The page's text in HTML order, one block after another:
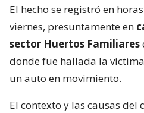
El hecho se registró en
viernes, presuntamente en
sector Huertos Familiares
donde fue hallada la
un auto en movimiento.
El contexto y las causas del